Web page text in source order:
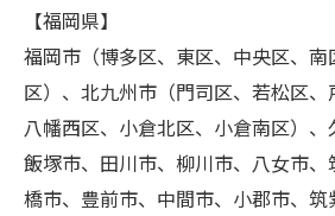
【福岡県】
福岡市（博多区、東区、中央区、
区）、北九州市（門司区、若松区、
八幡西区、小倉北区、小倉南区）、
飯塚市、田川市、柳川市、八女市
橋市、豊前市、中間市、小郡市、